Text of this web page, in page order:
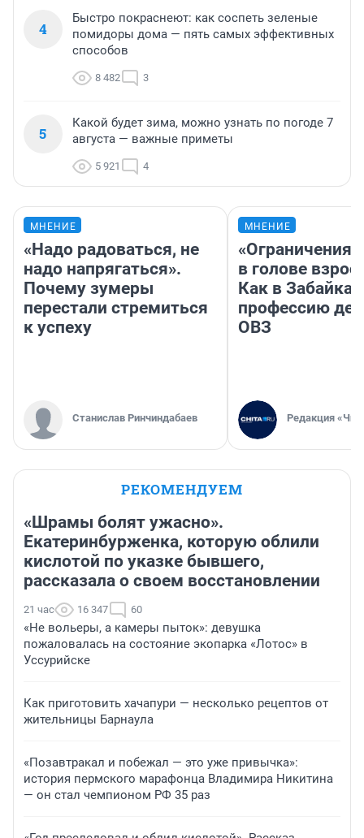
4
Быстро покраснеют: как соспеть зеленые
помидоры дома — пять самых эффективных
способов
8 482 3
5
Какой будет зима, можно узнать по погоде 7
августа — важные приметы
5 921 4
МНЕНИЕ
«Надо радоваться, не
надо напрягаться».
Почему зумеры
перестали стремиться
к успеху
Станислав Ринчиндабаев
МНЕНИЕ
«Ограничения
в голове
Как в
профессию
ОВЗ
Редакция
РЕКОМЕНДУЕМ
«Шрамы болят ужасно».
Екатеринбурженка, которую облили
кислотой по указке бывшего,
рассказала о своем восстановлении
21 час 16 347 60
«Не вольеры, а камеры пыток»: девушка
пожаловалась на состояние экопарка «Лотос» в
Уссурийске
Как приготовить хачапури — несколько рецептов от
жительницы Барнаула
«Позавтракал и побежал — это уже привычка»:
история пермского марафонца Владимира Никитина
— он стал чемпионом РФ 35 раз